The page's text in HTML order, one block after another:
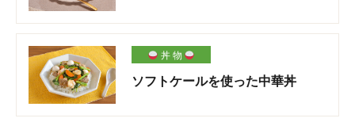
丼 物
ソフトケールを使った中華丼